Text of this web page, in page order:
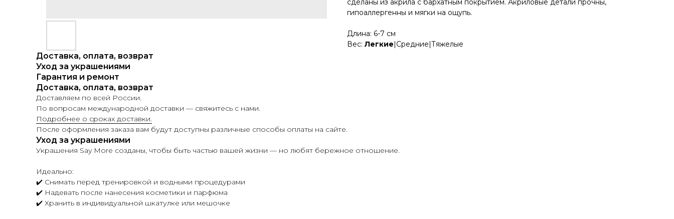
сделаны из акрила с бархатным покрытием. Акриловые детали прочны,
гипоаллергенны и мягки на ощупь.
Длина: 6-7 см
Вес: Легкие|Средние|Тяжелые
Доставка, оплата, возврат
Уход за украшениями
Гарантия и ремонт
Доставка, оплата, возврат
Доставляем по всей России.
По вопросам международной доставки — свяжитесь с нами.
Подробнее о сроках доставки.
После оформления заказа вам будут доступны различные способы оплаты на сайте.
Уход за украшениями
Украшения Say More созданы, чтобы быть частью вашей жизни — но любят бережное отношение.
Идеально:
✔️ Снимать перед тренировкой и водными процедурами
✔️ Надевать после нанесения косметики и парфюма
✔️ Хранить в индивидуальной шкатулке или мешочке